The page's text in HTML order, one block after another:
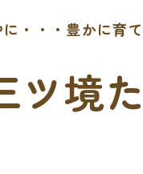
・・・豊かに育
ツ境